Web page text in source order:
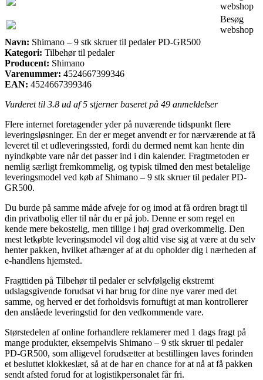
webshop
Besøg
webshop
Navn: Shimano – 9 stk skruer til pedaler PD-GR500
Kategori: Tilbehør til pedaler
Producent: Shimano
Varenummer: 4524667399346
EAN: 4524667399346
Vurderet til 3.8 ud af 5 stjerner baseret på 49 anmeldelser
Flere internet foretagender yder på nuværende tidspunkt flere
leveringsløsninger. En der er meget anvendt er for nærværende at få
leveret til et udleveringssted, fordi du dermed nemt kan hente din
nyindkøbte vare når det passer ind i din kalender. Fragtmetoden er
nemlig særligt fremkommelig, og typisk tilmed den mest betalelige
leveringsmodel ved køb af Shimano – 9 stk skruer til pedaler PD-
GR500.
Du burde på samme måde afveje for og imod at få ordren bragt til
din privatbolig eller til når du er på job. Denne er som regel en
kende mere bekostelig, men tillige i høj grad overkommelig. Den
mest letkøbte leveringsmodel vil dog altid vise sig at være at du selv
henter pakken, hvilket afhænger af at du opholder dig i nærheden af
e-handlens hjemsted.
Fragttiden på Tilbehør til pedaler er selvfølgelig ekstremt
udslagsgivende forudsat vi har brug for dine nye varer med det
samme, og herved er det forholdsvis fornuftigt at man kontrollerer
den anslåede leveringstid for den vedkommende vare.
Størstedelen af online forhandlere reklamerer med 1 dags fragt på
mange produkter, eksempelvis Shimano – 9 stk skruer til pedaler
PD-GR500, som alligevel forudsætter at bestillingen laves forinden
et besluttet klokkeslæt, så at de har en chance for at nå at få pakken
sendt afsted forud for at logistikpersonalet får fri.